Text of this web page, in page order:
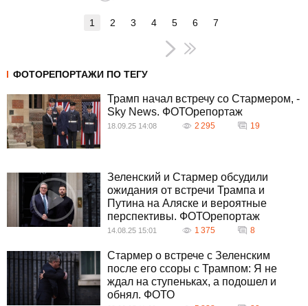
1 2 3 4 5 6 7
ФОТОРЕПОРТАЖИ ПО ТЕГУ
Трамп начал встречу со Стармером, -
Sky News. ФОТОрепортаж
18.09.25 14:08 2 295 19
Зеленский и Стармер обсудили
ожидания от встречи Трампа и
Путина на Аляске и вероятные
перспективы. ФОТОрепортаж
14.08.25 15:01 1 375 8
Стармер о встрече с Зеленским
после его ссоры с Трампом: Я не
ждал на ступеньках, а подошел и
обнял. ФОТО